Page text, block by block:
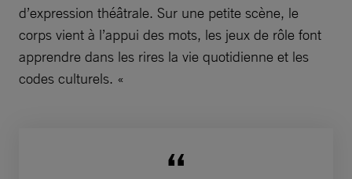
d’expression théâtrale. Sur une petite scène, le
corps vient à l’appui des mots, les jeux de rôle font
apprendre dans les rires la vie quotidienne et les
codes culturels. «